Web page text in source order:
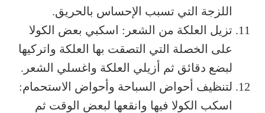
اللزجة التي تسبب الإحساس بالحريق.
تزيل العلكة من الشعر: اسكبي بعض الكولا
على الخصلة التي التصقت بها العلكة واتركيها
لبضع دقائق ثم أزيلي العلكة واغسلي الشعر.
لتنظيف أحواض السباحة وأحواض الاستحمام:
اسكب الكولا فيها وانقعها لبعض الوقت ثم